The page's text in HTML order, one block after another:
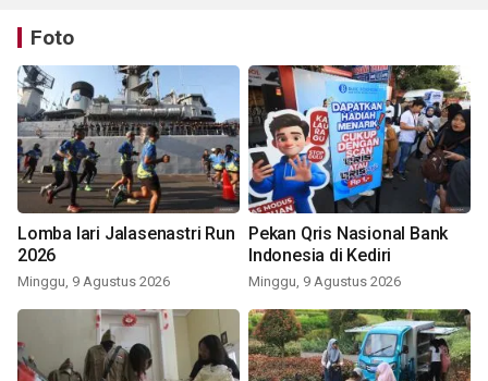
Foto
Lomba lari Jalasenastri Run
2026
Minggu, 9 Agustus 2026
Pekan Qris Nasional Bank
Indonesia di Kediri
Minggu, 9 Agustus 2026